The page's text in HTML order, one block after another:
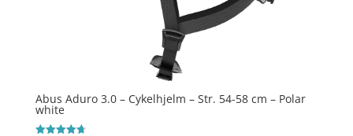
Abus Aduro 3.0 – Cykelhjelm – Str. 54-58 cm – Polar
white